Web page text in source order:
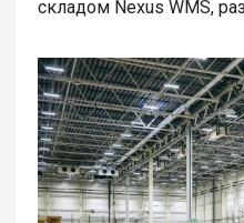
складом Nexus WMS,